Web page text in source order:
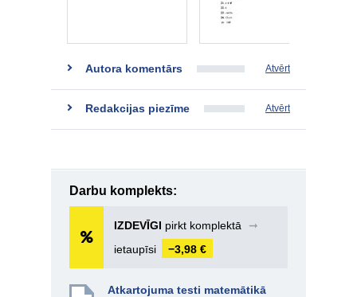
Autora komentārs Atvērt
Redakcijas piezīme Atvērt
Darbu komplekts:
IZDEVĪGI pirkt komplektā
➞
ietaupīsi
−3,98 €
Atkartojuma testi matemātikā